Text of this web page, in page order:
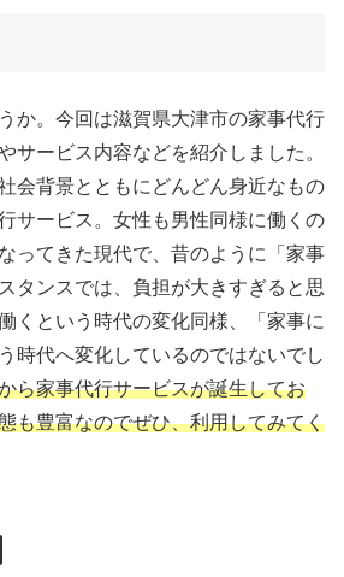
か。今回は滋賀県大津市の家事代行
サービス内容などを紹介しました。
会背景とともにどんどん身近なもの
サービス。女性も男性同様に働くの
ってきた現代で、昔のように「家事
タンスでは、負担が大きすぎると思
くという時代の変化同様、「家事に
時代へ変化しているのではないでし
ら家事代行サービスが誕生してお
も豊富なのでぜひ、利用してみてく